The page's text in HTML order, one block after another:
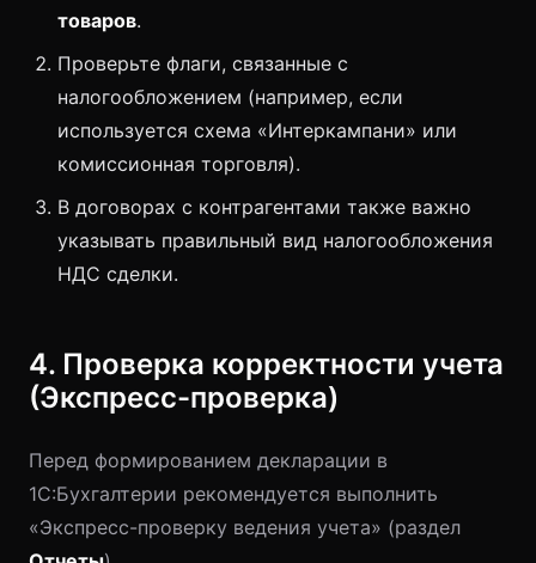
товаров.
Проверьте флаги, связанные с
налогообложением (например, если
используется схема «Интеркампани» или
комиссионная торговля).
В договорах с контрагентами также важно
указывать правильный вид налогообложения
НДС сделки.
4. Проверка корректности учета
(Экспресс-проверка)
Перед формированием декларации в
1С:Бухгалтерии рекомендуется выполнить
«Экспресс-проверку ведения учета» (раздел